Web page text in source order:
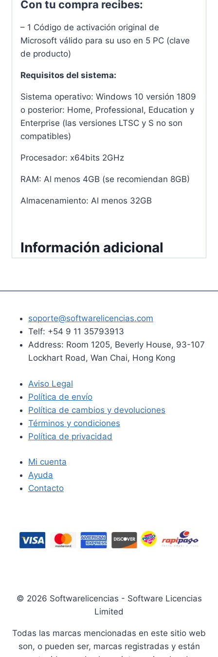
Con tu compra recibes:
– 1 Código de activación original de
Microsoft válido para su uso en 5 PC (clave
de producto)
Requisitos del sistema:
Sistema operativo: Windows 10 versión 1809
o posterior: Home, Professional, Education y
Enterprise (las versiones LTSC y S no son
compatibles)
Procesador: x64bits 2GHz
RAM: Al menos 4GB (se recomiendan 8GB)
Almacenamiento: Al menos 32GB
Información adicional
soporte@softwarelicencias.com
Telf: +54 9 11 35793913
Address: Room 1205, Beverly House, 93-107
Lockhart Road, Wan Chai, Hong Kong
Aviso Legal
Política de envío
Política de cambios y devoluciones
Términos y condiciones
Política de privacidad
Mi cuenta
Ayuda
Contacto
© 2026 Softwarelicencias - Software Licencias
Limited
Todas las marcas mencionadas en este sitio web
son, o pueden ser, marcas registradas y están